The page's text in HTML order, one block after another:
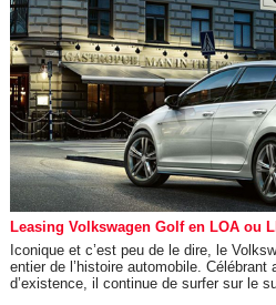
Leasing Volkswagen Golf en LOA ou
Iconique et c’est peu de le dire, le
entier de l’histoire automobile. Célébrant
d’existence, il continue de surfer sur le